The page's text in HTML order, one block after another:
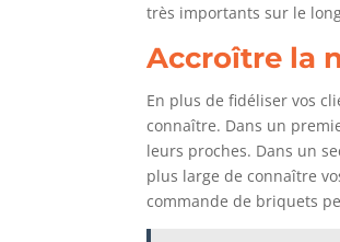
très importants sur le
Accroître la
En plus de fidéliser vos
connaître. Dans un
leurs proches. Dans un
plus large de connaître
commande de briquets